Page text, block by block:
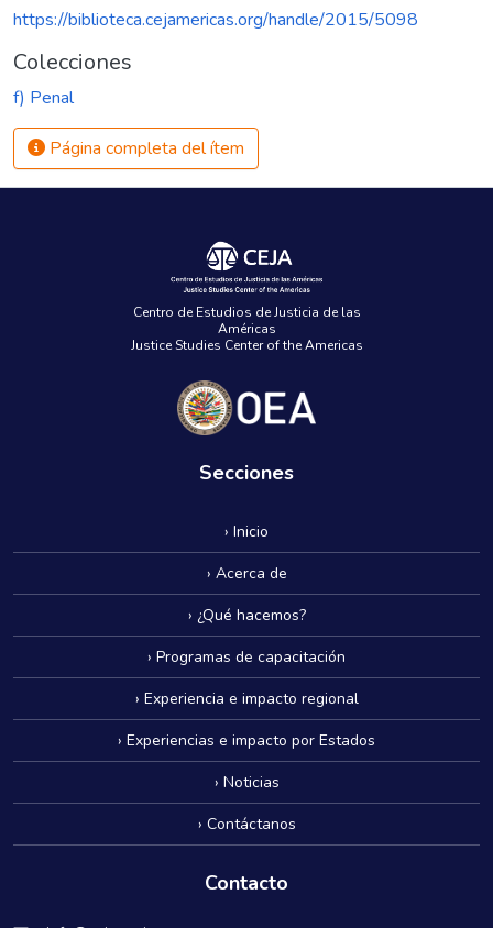
https://biblioteca.cejamericas.org/handle/2015/5098
Colecciones
f) Penal
Página completa del ítem
Centro de Estudios de Justicia de las
Américas
Justice Studies Center of the Americas
Secciones
› Inicio
› Acerca de
› ¿Qué hacemos?
› Programas de capacitación
› Experiencia e impacto regional
› Experiencias e impacto por Estados
› Noticias
› Contáctanos
Contacto